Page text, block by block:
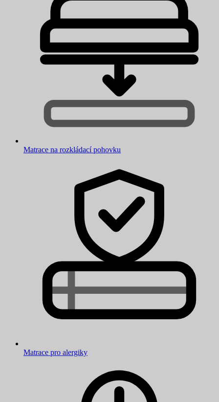
Matrace na rozkládací pohovku
Matrace pro alergiky